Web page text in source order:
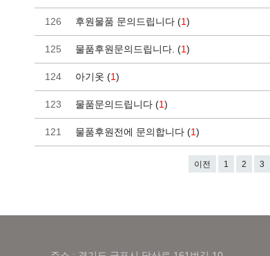
126 후원물품 문의드립니다 (1)
125 물품후원문의드립니다. (1)
124 아기옷 (1)
123 물품문의드립니다 (1)
121 물품후원전에 문의합니다 (1)
이전 1 2 3